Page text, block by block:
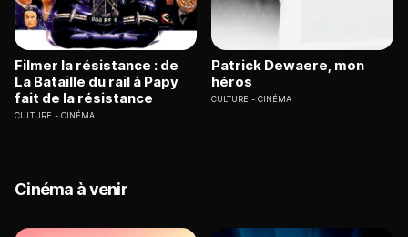
Filmer la résistance : de
La Bataille du rail à Papy
fait de la résistance
CULTURE CINÉMA
Patrick Dewaere, mon
héros
CULTURE CINÉMA
Cinéma à venir